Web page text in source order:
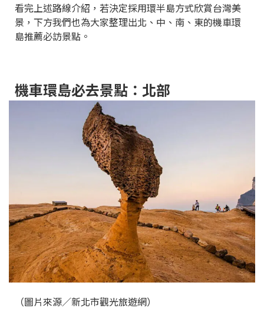
看完上述路線介紹，若決定採用環半島方式欣賞台灣美
景，下方我們也為大家整理出北、中、南、東的機車環
島推薦必訪景點。
機車環島必去景點：北部
（圖片來源／新北市觀光旅遊網）